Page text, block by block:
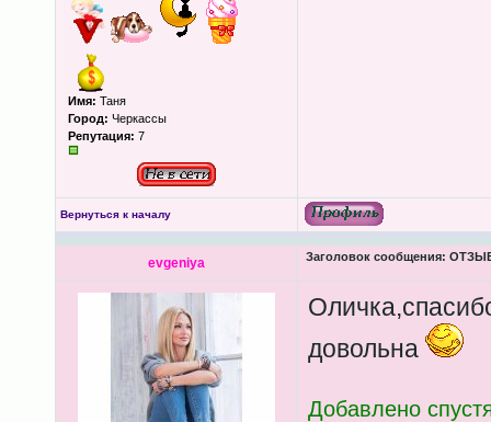
Имя: Таня
Город: Черкассы
Репутация: 7
Вернуться к началу
evgeniya Заголовок сообщения:
довольна
Добавлено